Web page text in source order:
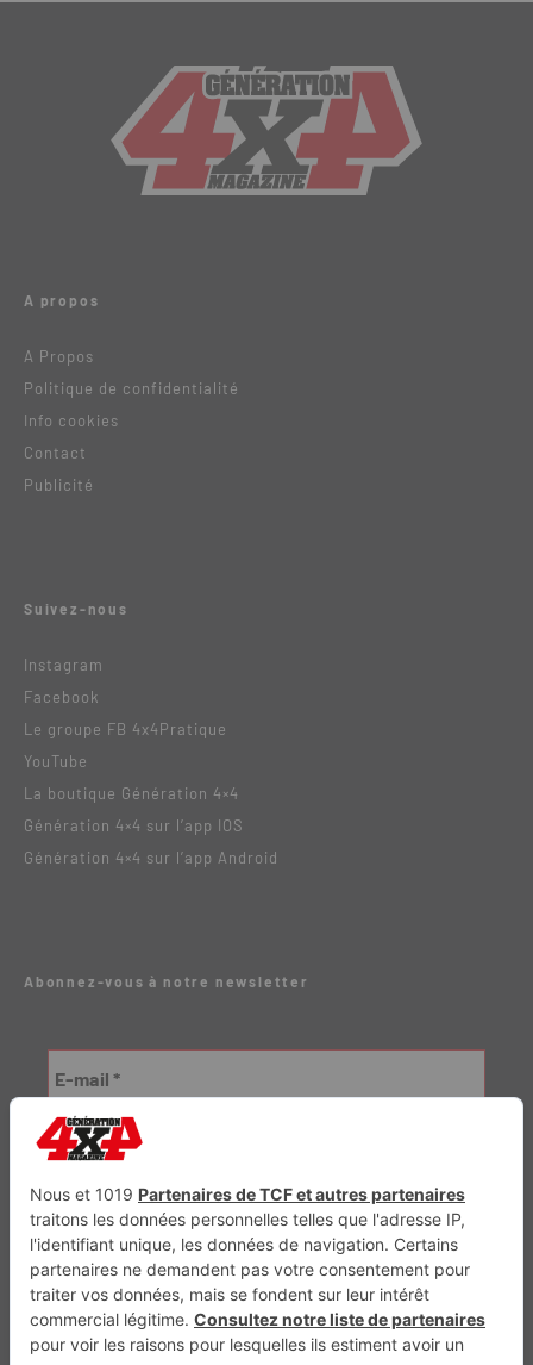
A propos
A Propos
Politique de confidentialité
Info cookies
Contact
Publicité
Suivez-nous
Instagram
Facebook
Le groupe FB 4x4Pratique
YouTube
La boutique Génération 4×4
Génération 4×4 sur l’app IOS
Génération 4×4 sur l’app Android
Abonnez-vous à notre newsletter
Génération Electrique Génération Sans Permis VTTAE.fr FullAttack